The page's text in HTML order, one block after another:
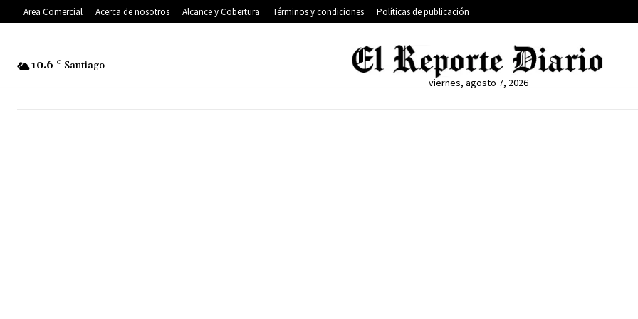
Area Comercial Acerca de nosotros Alcance y Cobertura Términos y condiciones Políticas de publicación
10.6 C Santiago
viernes, agosto 7, 2026